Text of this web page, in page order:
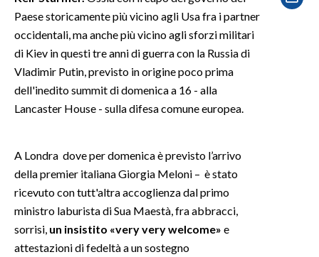
NOTIZIE
EVENTI
#CARAUNIONE
INSULARITÀ
INFO AZIENDE
ABBONATI
ANNUNCI
Paese storicamente più vicino agli Usa fra i partner
occidentali, ma anche più vicino agli sforzi militari
di Kiev in questi tre anni di guerra con la Russia di
Vladimir Putin, previsto in origine poco prima
dell'inedito summit di domenica a 16 - alla
Lancaster House - sulla difesa comune europea.
A Londra dove per domenica è previsto l’arrivo
della premier italiana Giorgia Meloni – è stato
ricevuto con tutt'altra accoglienza dal primo
ministro laburista di Sua Maestà, fra abbracci,
sorrisi, un insistito «very very welcome» e
attestazioni di fedeltà a un sostegno